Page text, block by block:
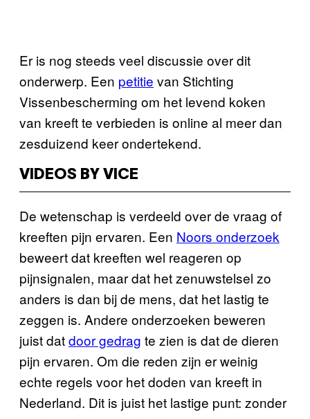
Er is nog steeds veel discussie over dit
onderwerp. Een petitie van Stichting
Vissenbescherming om het levend koken
van kreeft te verbieden is online al meer dan
zesduizend keer ondertekend.
VIDEOS BY VICE
De wetenschap is verdeeld over de vraag of
kreeften pijn ervaren. Een Noors onderzoek
beweert dat kreeften wel reageren op
pijnsignalen, maar dat het zenuwstelsel zo
anders is dan bij de mens, dat het lastig te
zeggen is. Andere onderzoeken beweren
juist datdoor gedrag te zien is dat de dieren
pijn ervaren. Om die reden zijn er weinig
echte regels voor het doden van kreeft in
Nederland. Dit is juist het lastige punt: zonder